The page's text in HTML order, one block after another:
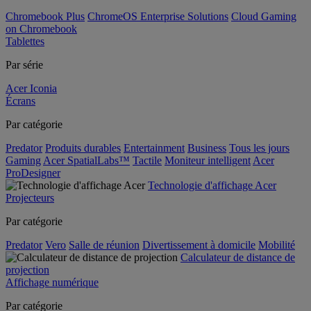
Chromebook Plus ChromeOS Enterprise Solutions Cloud Gaming
on Chromebook
Tablettes
Par série
Acer Iconia
Écrans
Par catégorie
Predator Produits durables Entertainment Business Tous les jours
Gaming Acer SpatialLabs™ Tactile Moniteur intelligent Acer
ProDesigner
Technologie d'affichage Acer
Projecteurs
Par catégorie
Predator Vero Salle de réunion Divertissement à domicile Mobilité
Calculateur de distance de
projection
Affichage numérique
Par catégorie